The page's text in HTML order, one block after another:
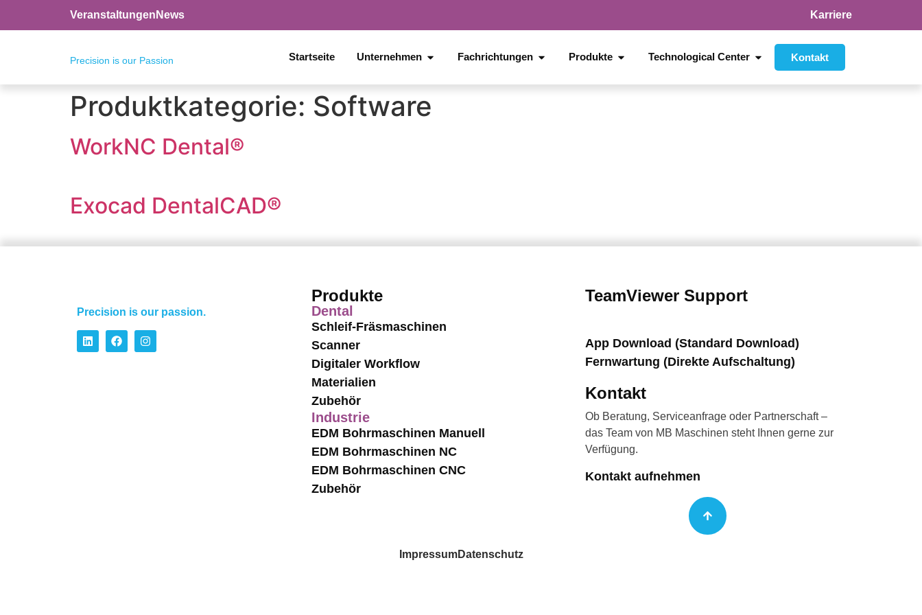
Veranstaltungen News Karriere
Precision is our Passion Startseite Unternehmen Fachrichtungen Produkte Technological Center Kontakt
Produktkategorie: Software
WorkNC Dental®
Exocad DentalCAD®
Precision is our passion.
Produkte
Dental
Schleif-Fräsmaschinen
Scanner
Digitaler Workflow
Materialien
Zubehör
Industrie
EDM Bohrmaschinen Manuell
EDM Bohrmaschinen NC
EDM Bohrmaschinen CNC
Zubehör
TeamViewer Support
App Download (Standard Download)
Fernwartung (Direkte Aufschaltung)
Kontakt
Ob Beratung, Serviceanfrage oder Partnerschaft –
das Team von MB Maschinen steht Ihnen gerne zur
Verfügung.
Kontakt aufnehmen
ImpressumDatenschutz